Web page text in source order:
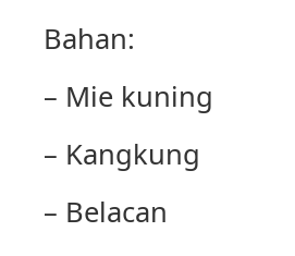
Bahan:
– Mie kuning
– Kangkung
– Belacan